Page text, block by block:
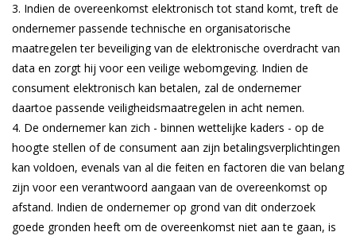
Indien de overeenkomst elektronisch tot stand komt, treft de
ondernemer passende technische en organisatorische
maatregelen ter beveiliging van de elektronische overdracht van
data en zorgt hij voor een veilige webomgeving. Indien de
consument elektronisch kan betalen, zal de ondernemer
daartoe passende veiligheidsmaatregelen in acht nemen.
De ondernemer kan zich - binnen wettelijke kaders - op de
hoogte stellen of de consument aan zijn betalingsverplichtingen
kan voldoen, evenals van al die feiten en factoren die van belang
zijn voor een verantwoord aangaan van de overeenkomst op
afstand. Indien de ondernemer op grond van dit onderzoek
goede gronden heeft om de overeenkomst niet aan te gaan, is